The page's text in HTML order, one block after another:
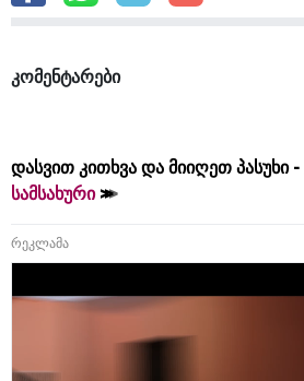
კომენტარები
დასვით კითხვა და მიიღეთ პასუხი -
სამსახური
რეკლამა